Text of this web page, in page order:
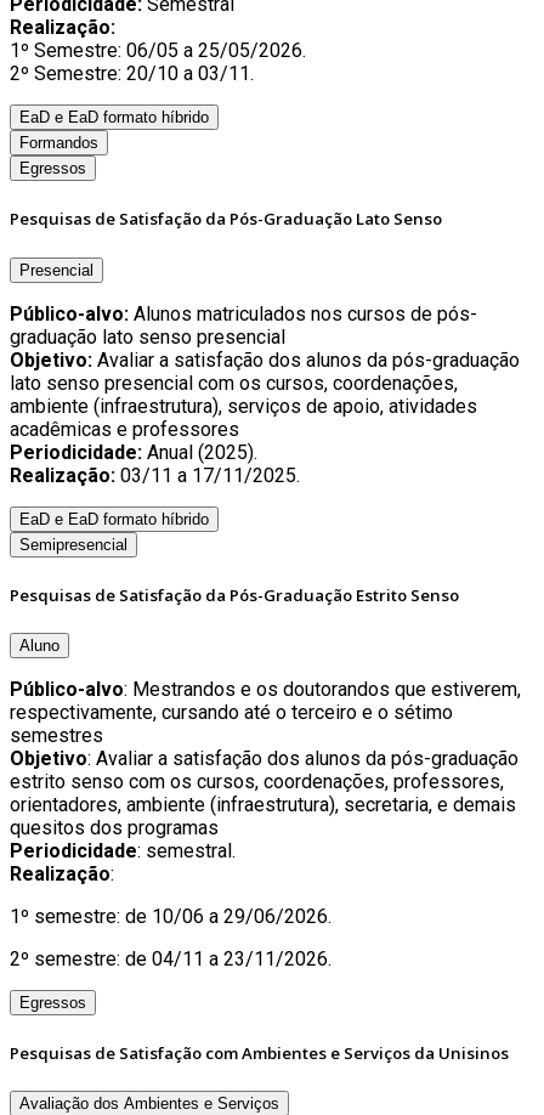
Realização:
1º Semestre: 06/05 a 25/05/2026.
2º Semestre: 20/10 a 03/11.
EaD e EaD formato híbrido
Formandos
Egressos
Pesquisas de Satisfação da Pós-Graduação Lato Senso
Presencial
Público-alvo: Alunos matriculados nos cursos de pós-
graduação lato senso presencial
Objetivo: Avaliar a satisfação dos alunos da pós-graduação
lato senso presencial com os cursos, coordenações,
ambiente (infraestrutura), serviços de apoio, atividades
acadêmicas e professores
Periodicidade: Anual (2025).
Realização: 03/11 a 17/11/2025.
EaD e EaD formato híbrido
Semipresencial
Pesquisas de Satisfação da Pós-Graduação Estrito Senso
Aluno
Público-alvo: Mestrandos e os doutorandos que estiverem,
respectivamente, cursando até o terceiro e o sétimo
semestres
Objetivo: Avaliar a satisfação dos alunos da pós-graduação
estrito senso com os cursos, coordenações, professores,
orientadores, ambiente (infraestrutura), secretaria, e demais
quesitos dos programas
Periodicidade: semestral.
Realização:
1º semestre: de 10/06 a 29/06/2026.
2º semestre: de 04/11 a 23/11/2026.
Egressos
Pesquisas de Satisfação com Ambientes e Serviços da Unisinos
Avaliação dos Ambientes e Serviços